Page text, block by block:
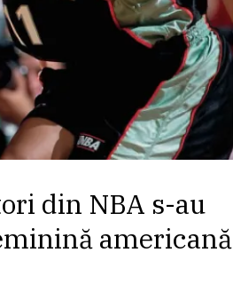
din NBA s-au
americană